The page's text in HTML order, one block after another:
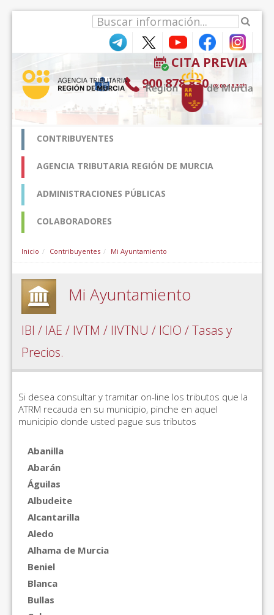
CITA PREVIA
900 878 830 (9:00-18:30*)
CONTRIBUYENTES
AGENCIA TRIBUTARIA REGIÓN DE MURCIA
ADMINISTRACIONES PÚBLICAS
COLABORADORES
Inicio Contribuyentes Mi Ayuntamiento
Mi Ayuntamiento
IBI / IAE / IVTM / IIVTNU / ICIO / Tasas y
Precios.
Si desea consultar y tramitar on-line los tributos que la
ATRM recauda en su municipio, pinche en aquel
municipio donde usted pague sus tributos
Abanilla
Abarán
Águilas
Albudeite
Alcantarilla
Aledo
Alhama de Murcia
Beniel
Blanca
Bullas